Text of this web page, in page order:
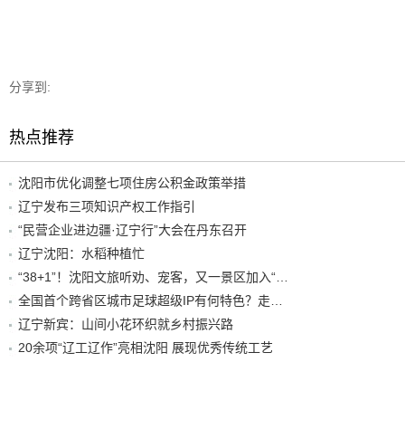
分享到:
热点推荐
沈阳市优化调整七项住房公积金政策举措
辽宁发布三项知识产权工作指引
“民营企业进边疆·辽宁行”大会在丹东召开
辽宁沈阳：水稻种植忙
辽宁新宾：山间小花环织就乡村振兴路
20余项“辽工辽作”亮相沈阳 展现优秀传统工艺